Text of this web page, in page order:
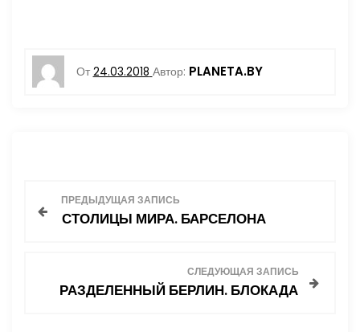
От 24.03.2018 Автор: PLANETA.BY
ПРЕДЫДУЩАЯ ЗАПИСЬ
СТОЛИЦЫ МИРА. БАРСЕЛОНА
СЛЕДУЮЩАЯ ЗАПИСЬ
РАЗДЕЛЕННЫЙ БЕРЛИН. БЛОКАДА